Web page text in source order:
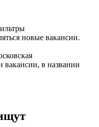
новые вакансии.
вакансии, в названии